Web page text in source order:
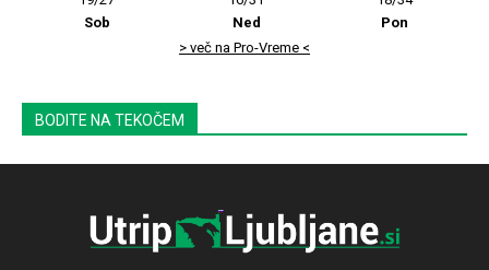
Sob
Ned
Pon
> več na Pro-Vreme <
BODITE NA TEKOČEM